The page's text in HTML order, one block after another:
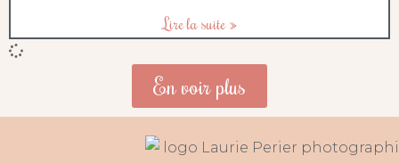
Lire la suite »
En voir plus